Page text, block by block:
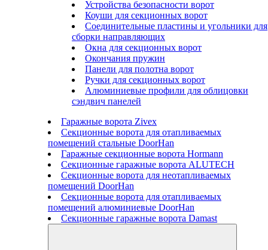
Устройства безопасности ворот
Коуши для секционных ворот
Соединительные пластины и угольники для
сборки направляющих
Окна для секционных ворот
Окончания пружин
Панели для полотна ворот
Ручки для секционных ворот
Алюминиевые профили для облицовки
сэндвич панелей
Гаражные ворота Zivex
Секционные ворота для отапливаемых
помещений стальные DoorHan
Гаражные секционные ворота Hormann
Секционные гаражные ворота ALUTECH
Секционные ворота для неотапливаемых
помещений DoorHan
Секционные ворота для отапливаемых
помещений алюминиевые DoorHan
Секционные гаражные ворота Damast